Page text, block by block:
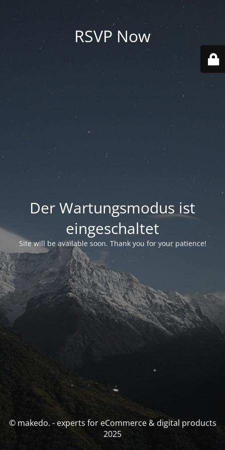
RSVP Now
Der Wartungsmodus ist
eingeschaltet
Site will be available soon. Thank you for your patience!
© makedo. - experts for eCommerce & digital products
2025